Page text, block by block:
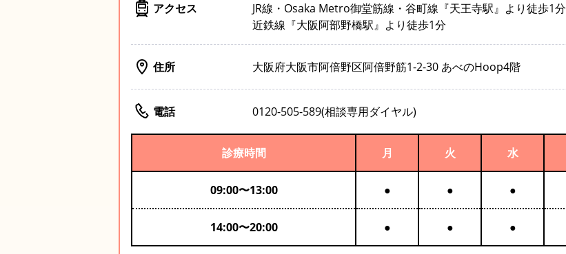
アクセス
JR線・Osaka Metro御堂筋線・谷町線『天王寺駅』より徒歩1分
近鉄線『大阪阿部野橋駅』より徒歩1分
住所 大阪府大阪市阿倍野区阿倍野筋1-2-30 あべのHoop4階
電話 0120-505-589(相談専用ダイヤル)
診療時間 月 火 水
09:00〜13:00 ● ● ●
14:00〜20:00 ● ● ●